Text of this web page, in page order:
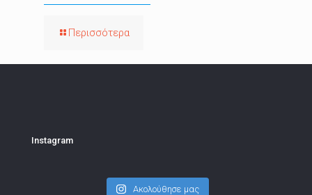
Περισσότερα
Instagram
Ακολούθησε μας